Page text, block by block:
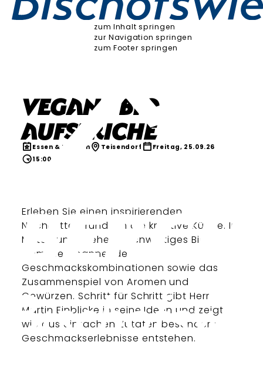
zum Inhalt springen
zur Navigation springen
zum Footer springen
Vegane Bio-
Aufstriche
Essen & Trinken Teisendorf
Freitag, 25.09.26
15:00 Uhr
Erleben Sie einen inspirierenden
Nachmittag rund um die kreative Küche. Im
Mittelpunkt stehen hochwertiges Bio-
Gemüse, spannende
Geschmackskombinationen sowie das
Zusammenspiel von Aromen und
Gewürzen. Schritt für Schritt gibt Herr
Martin Einblicke in seine Ideen und zeigt,
wie aus einfachen Zutaten besondere
Geschmackserlebnisse entstehen.